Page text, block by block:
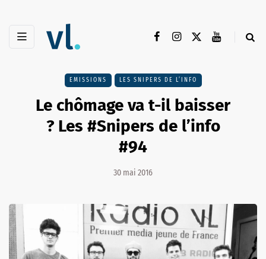
EMISSIONS LES SNIPERS DE L’INFO
Le chômage va t-il baisser
? Les #Snipers de l’info
#94
30 mai 2016